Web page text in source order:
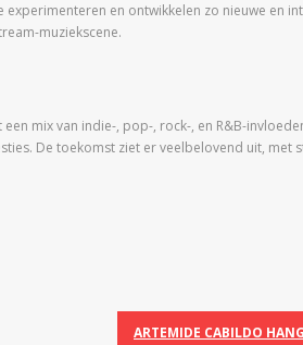
en ontwikkelen zo nieuwe en
muziekscene.
mix van indie-, pop-, rock-, en R&B-
De toekomst ziet er veelbelovend uit,
ARTEMIDE CABILDO